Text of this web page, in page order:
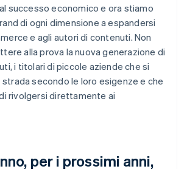
successo economico e ora stiamo
di ogni dimensione a espandersi
e agli autori di contenuti. Non
alla prova la nuova generazione di
i titolari di piccole aziende che si
secondo le loro esigenze e che
rivolgersi direttamente ai
per i prossimi anni,